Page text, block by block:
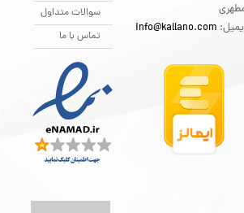
info@kallano.com​​​​​​​
سوالات متداول
تماس با ما